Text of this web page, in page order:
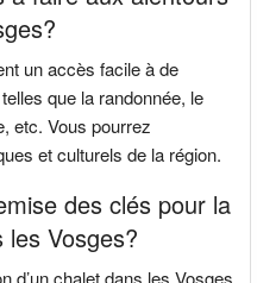
un accès facile à de
que la randonnée, le
etc. Vous pourrez
et culturels de la région.
des clés pour la
les Vosges?
d’un chalet dans les Vosges